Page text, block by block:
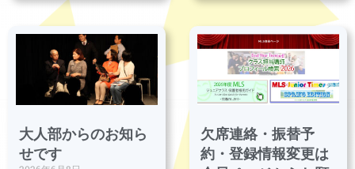
大人部からのお知ら
せです
欠席連絡・振替予
約・登録情報変更は